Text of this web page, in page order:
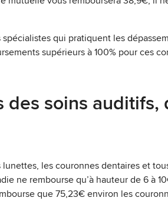
qui pratiquent les
supérieurs à 100% pour ces
des soins auditifs,
les couronnes dentaires et
ne rembourse qu’à hauteur de 6 à
que 75,23€ environ les